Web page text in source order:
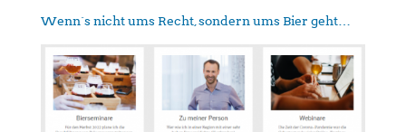
Wenn´s nicht ums Recht, sondern ums Bier geht…